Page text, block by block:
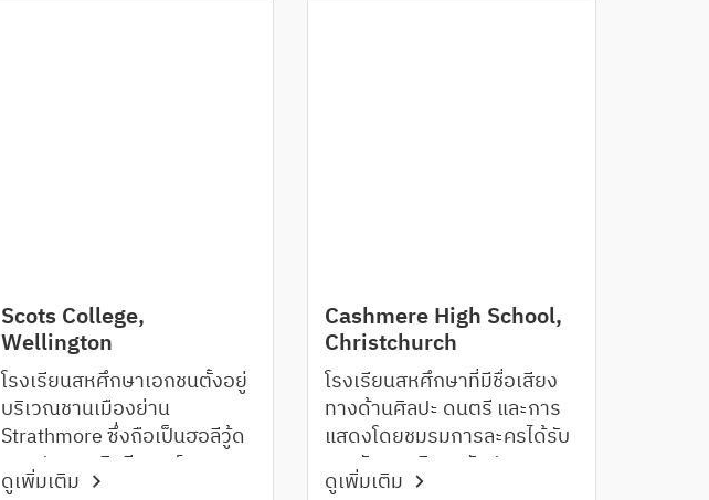
Scots College,
Wellington
โรงเรียนสหศึกษาเอกชนตั้งอยู่
บริเวณชานเมืองย่าน
Strathmore ซึ่งถือเป็นฮอลีวู้ด
ของประเทศนิวซีแลนด์
ดูเพิ่มเติม
Cashmere High School,
Christchurch
โรงเรียนสหศึกษาที่มีชื่อเสียง
ทางด้านศิลปะ ดนตรี และการ
แสดงโดยชมรมการละครได้รับ
รางวัลชนะเลิศระดับประเทศ
ดูเพิ่มเติม